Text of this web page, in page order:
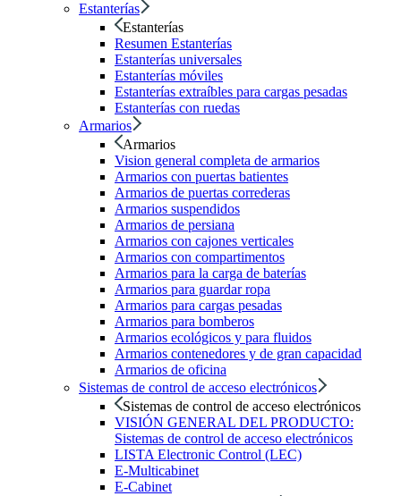
Estanterías
Estanterías
Resumen Estanterías
Estanterías universales
Estanterías móviles
Estanterías extraíbles para cargas pesadas
Estanterías con ruedas
Armarios
Armarios
Vision general completa de armarios
Armarios con puertas batientes
Armarios de puertas correderas
Armarios suspendidos
Armarios de persiana
Armarios con cajones verticales
Armarios con compartimentos
Armarios para la carga de baterías
Armarios para guardar ropa
Armarios para cargas pesadas
Armarios para bomberos
Armarios ecológicos y para fluidos
Armarios contenedores y de gran capacidad
Armarios de oficina
Sistemas de control de acceso electrónicos
Sistemas de control de acceso electrónicos
VISIÓN GENERAL DEL PRODUCTO:
Sistemas de control de acceso electrónicos
LISTA Electronic Control (LEC)
E-Multicabinet
E-Cabinet